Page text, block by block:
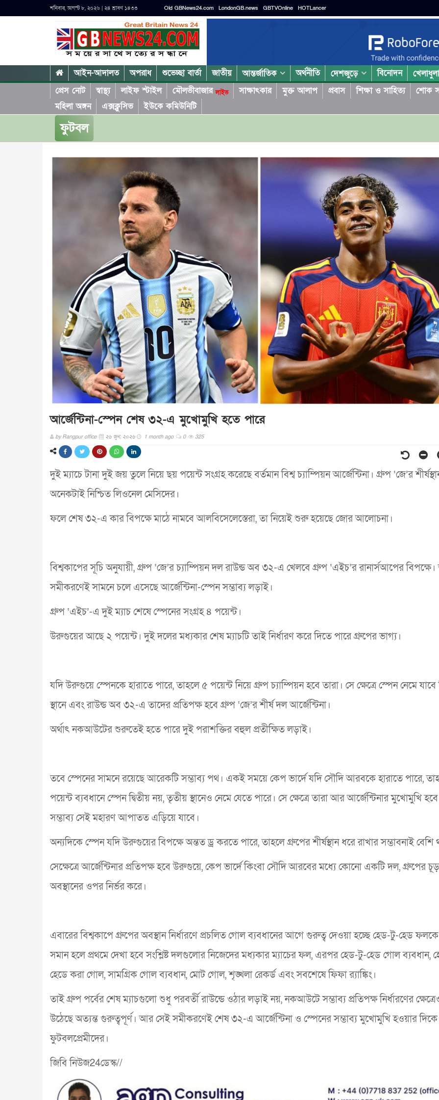
শনিবার, আগস্ট ৮, ২০২৬ | ২৪ শ্রাবণ ১৪৩৩ Old GBNews24.com LondonGB.news GBTVOnline HOTLancer
আইন-আদালত অপরাধ শুভেচ্ছা বার্তা জাতীয় আন্তর্জাতিক অর্থনীতি দেশজুড়ে বিনোদন
প্রেস নোট
স্বাস্থ্য লাইফ স্টাইল মৌলভীবাজারলাইভ সাক্ষাৎকার মুক্ত আলাপ প্রবাস শিক্ষা ও সাহিত্য শোক
মহিলা অঙ্গন
এক্সক্লুসিভ ইউকে কমিউনিটি
ফুটবল
আর্জেন্টিনা-স্পেন শেষ ৩২-এ মুখোমুখি হতে পারে
byRangpur office ২৬ জুন, ২০২৬ 1 month ago 0 325
দুই ম্যাচে টানা দুই জয় তুলে নিয়ে ছয় পয়েন্ট সংগ্রহ করেছে বর্তমান বিশ্ব চ্যাম্পিয়ন আর্জেন্টিনা। গ্রুপ ‘জে’র
অনেকটাই নিশ্চিত লিওনেল মেসিদের।
ফলে শেষ ৩২-এ কার বিপক্ষে মাঠে নামবে আলবিসেলেস্তেরা, তা নিয়েই শুরু হয়েছে জোর আলোচনা।
বিশ্বকাপের সূচি অনুযায়ী, গ্রুপ ‘জে’র চ্যাম্পিয়ন দল রাউন্ড অব ৩২-এ খেলবে গ্রুপ ‘এইচ’র রানার্সআপের
সমীকরণেই সামনে চলে এসেছে আর্জেন্টিনা-স্পেন সম্ভাব্য লড়াই।
গ্রুপ ‘এইচ’-এ দুই ম্যাচ শেষে স্পেনের সংগ্রহ ৪ পয়েন্ট।
উরুগুয়ের আছে ২ পয়েন্ট। দুই দলের মধ্যকার শেষ ম্যাচটি তাই নির্ধারণ করে দিতে পারে গ্রুপের ভাগ্য।
যদি উরুগুয়ে স্পেনকে হারাতে পারে, তাহলে ৫ পয়েন্ট নিয়ে গ্রুপ চ্যাম্পিয়ন হবে তারা। সে ক্ষেত্রে স্পেন নেমে যাবে
স্থানে এবং রাউন্ড অব ৩২-এ তাদের প্রতিপক্ষ হবে গ্রুপ ‘জে’র শীর্ষ দল আর্জেন্টিনা।
অর্থাৎ নকআউটের শুরুতেই হতে পারে দুই পরাশক্তির বহুল প্রতীক্ষিত লড়াই।
তবে স্পেনের সামনে রয়েছে আরেকটি সম্ভাব্য পথ। একই সময়ে কেপ ভার্দে যদি সৌদি আরবকে হারাতে পারে,
পয়েন্ট ব্যবধানে স্পেন দ্বিতীয় নয়, তৃতীয় স্থানেও নেমে যেতে পারে। সে ক্ষেত্রে তারা আর আর্জেন্টিনার মুখোমুখি
সম্ভাব্য সেই মহারণ আপাতত এড়িয়ে যাবে।
অন্যদিকে স্পেন যদি উরুগুয়ের বিপক্ষে অন্তত ড্র করতে পারে, তাহলে গ্রুপের শীর্ষস্থান ধরে রাখার সম্ভাবনাই বেশি
সেক্ষেত্রে আর্জেন্টিনার প্রতিপক্ষ হবে উরুগুয়ে, কেপ ভার্দে কিংবা সৌদি আরবের মধ্যে কোনো একটি দল, গ্রুপের
অবস্থানের ওপর নির্ভর করে।
এবারের বিশ্বকাপে গ্রুপের অবস্থান নির্ধারণে প্রচলিত গোল ব্যবধানের আগে গুরুত্ব দেওয়া হচ্ছে হেড-টু-হেড
সমান হলে প্রথমে দেখা হবে সংশ্লিষ্ট দলগুলোর নিজেদের মধ্যকার ম্যাচের ফল, এরপর হেড-টু-হেড গোল ব্যবধান,
হেডে করা গোল, সামগ্রিক গোল ব্যবধান, মোট গোল, শৃঙ্খলা রেকর্ড এবং সবশেষে ফিফা র‍্যাঙ্কিং।
তাই গ্রুপ পর্বের শেষ ম্যাচগুলো শুধু পরবর্তী রাউন্ডে ওঠার লড়াই নয়, নকআউটে সম্ভাব্য প্রতিপক্ষ নির্ধারণের
উঠেছে অত্যন্ত গুরুত্বপূর্ণ। আর সেই সমীকরণেই শেষ ৩২-এ আর্জেন্টিনা ও স্পেনের সম্ভাব্য মুখোমুখি হওয়ার
ফুটবলপ্রেমীদের।
জিবি নিউজ24ডেস্ক//